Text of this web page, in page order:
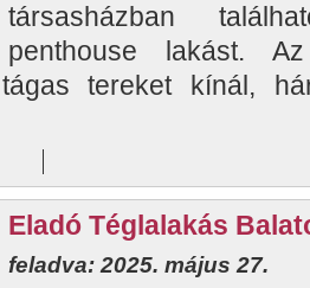
társasházban
penthouse lakást.
tágas tereket kínál,
Eladó Téglalakás
feladva: 2025. május 27.